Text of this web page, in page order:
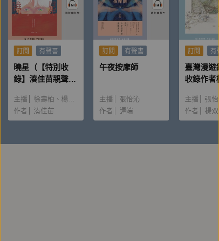
一起聊聊，關於這本有聲書的一些QA。
▌Q1：請問春花媽創作這本有聲書的起心動念為何？
▌A：
身為動物溝通者，我自己也送別了幾位動物家人，所以
這次我希望可以結合「曾經送別毛孩的過來人」心情，
毛孩和家長不同的心情對照，主要是幫助大家了解毛孩
的感受，也讓大家知道，即使是不會動物溝通的家長，
們的心意的。
訂閱 有聲書
曉星（【特別收
錄】湊佳苗親聲朗
主播 徐壽柏
楊雅淳
作者
湊佳苗
訂閱 有聲書
午夜按摩師
主播
張怡沁
作者
譚端
訂閱 有
臺灣漫遊
收錄作者
主播
張
作者
楊